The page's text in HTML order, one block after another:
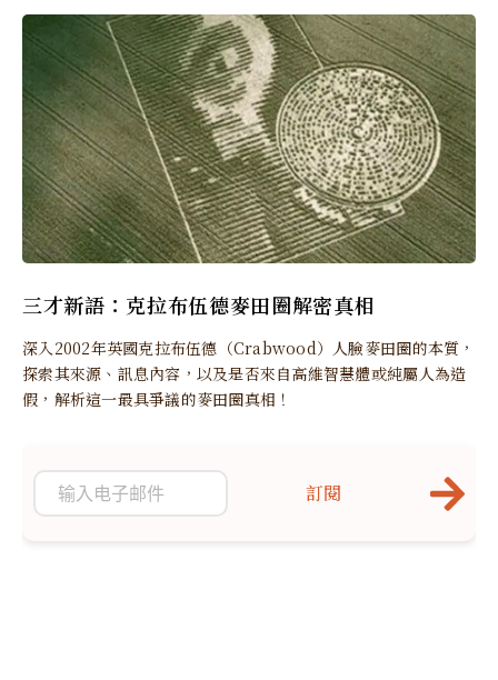
三才新語：克拉布伍德麥田圈解密真相
深入2002年英國克拉布伍德（Crabwood）人臉麥田圈的本質，
探索其來源、訊息內容，以及是否來自高維智慧體或純屬人為造
假，解析這一最具爭議的麥田圈真相！
訂閱